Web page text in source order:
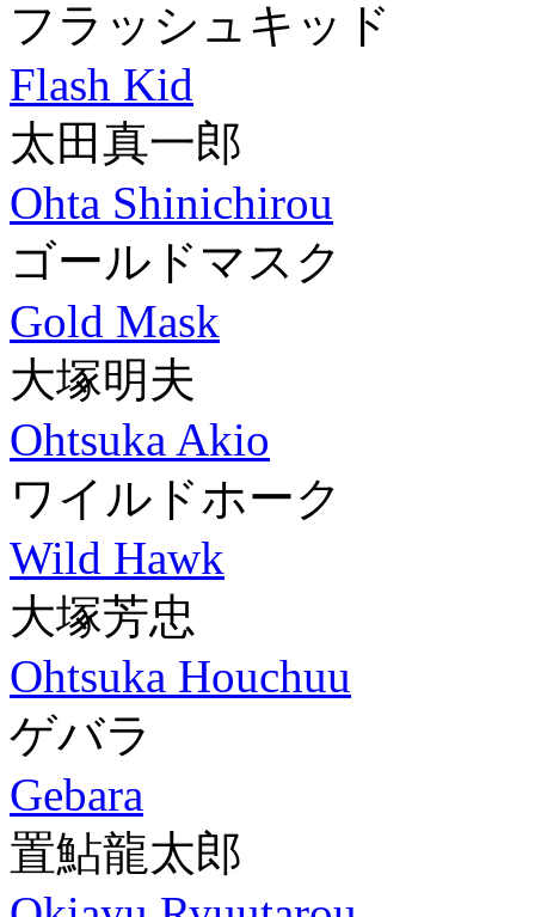
フラッシュキッド
Flash Kid
太田真一郎
Ohta Shinichirou
ゴールドマスク
Gold Mask
大塚明夫
Ohtsuka Akio
ワイルドホーク
Wild Hawk
大塚芳忠
Ohtsuka Houchuu
ゲバラ
Gebara
置鮎龍太郎